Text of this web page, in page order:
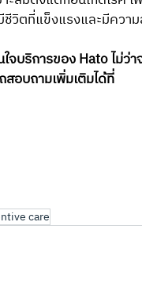
วิตที่แข็งแรงและมีควา
บริการของ Hato ไม่ว่
อบถามเพิ่มเติมได้ที่
care